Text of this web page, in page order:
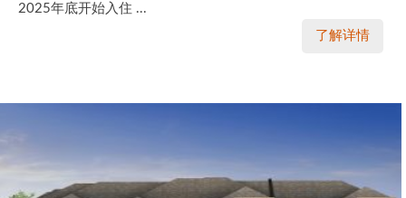
2025年底开始入住 ...
了解详情